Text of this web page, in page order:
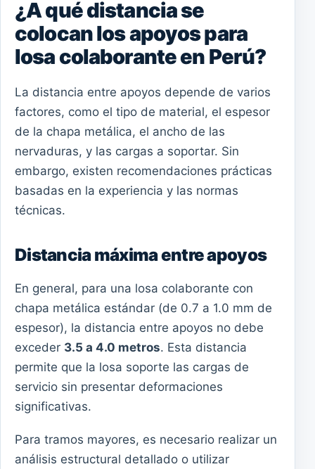
¿A qué distancia se
colocan los apoyos para
losa colaborante en Perú?
La distancia entre apoyos depende de varios
factores, como el tipo de material, el espesor
de la chapa metálica, el ancho de las
nervaduras, y las cargas a soportar. Sin
embargo, existen recomendaciones prácticas
basadas en la experiencia y las normas
técnicas.
Distancia máxima entre apoyos
En general, para una losa colaborante con
chapa metálica estándar (de 0.7 a 1.0 mm de
espesor), la distancia entre apoyos no debe
exceder 3.5 a 4.0 metros. Esta distancia
permite que la losa soporte las cargas de
servicio sin presentar deformaciones
significativas.
Para tramos mayores, es necesario realizar un
análisis estructural detallado o utilizar